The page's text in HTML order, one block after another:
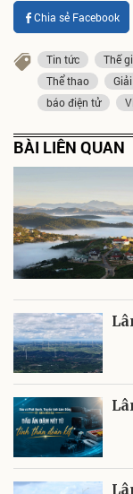
Chia sẻ Facebook
Tin tức Thế
Thể thao
báo điện tử
BÀI LIÊN QUAN